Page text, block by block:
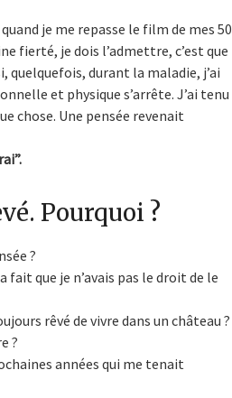
je me repasse le film de mes 50
fierté, je dois l’admettre, c’est que
quelquefois, durant la maladie, j’ai
et physique s’arrête. J’ai tenu
chose. Une pensée revenait
Pourquoi ?
?
fait que je n’avais pas le droit de le
rêvé de vivre dans un château ?
?
années qui me tenait